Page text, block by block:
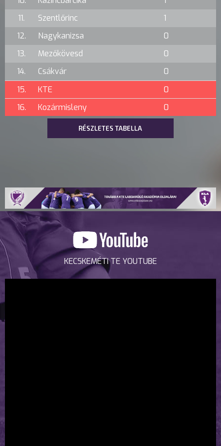
11.
Szentlőrinc
1
12.
Nagykanizsa
0
13.
Mezőkövesd
0
14.
Csákvár
0
15.
KTE
0
16.
Kozármisleny 0
RÉSZLETES TABELLA
KECSKEMÉTI TE YOUTUBE